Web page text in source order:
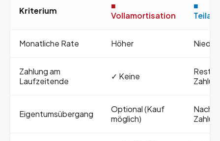
Kriterium
■
Vollamortisation
■
Monatliche Rate Höher
Zahlung am
Laufzeitende
✓ Keine
Eigentumsübergang
Optional (Kauf
möglich)
Nach